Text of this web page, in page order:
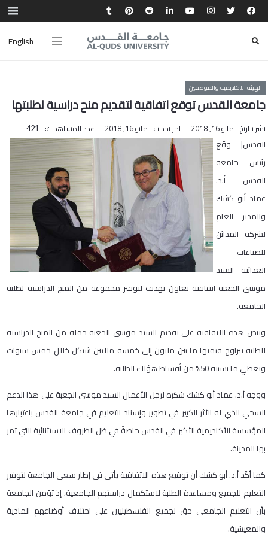
English
الهيئة الاكاديمية والموظفين
جامعة القدس توقع اتفاقية لتقديم منح دراسية لطلبتها
نشر بتاريخ مايو 16, 2018 آخر تحديث مايو 16, 2018 عدد المشاهدات: 421
القدس| وقّع
رئيس جامعة
القدس أ.د.
عماد أبو كشك
والمدير العام
لشركة المدائن
للصناعات
الغذائية السيد
موسى الجعبة اتفاقية تعاون تهدف لتوفير مجموعة من المنح الدراسية لطلبة
الجامعة.
وتنص هذه الاتفاقية على تقديم السيد موسى الجعبة جملة من المنح الدراسية
للطلبة تتراوح قيمتها ما بين مليون إلى خمسة ملايين شيكل خلال خمس سنوات
وتغطي ما نسبته 50% من أقساط هؤلاء الطلبة.
ووجه أ.د. عماد أبو كشك شكره لرجل الأعمال السيد موسى الجعبة على هذا الدعم
السخي الذي له الأثر الكبير في تطوير وإسناد التعليم في جامعة القدس باعتبارها
المؤسسة الأكاديمية الأكبر في القدس خاصةً في ظل الظروف الاستثنائية التي تمر
بها المدينة.
كما أكّد أ.د. أبو كشك أن توقيع هذه الاتفاقية يأتي في إطار سعي الجامعة لتوفير
التعليم للجميع ومساعدة الطلبة لاستكمال دراستهم الجامعية، إذ تؤمن الجامعة
بأن التعليم الجامعي حق لجميع الفلسطينيين على اختلاف أوضاعهم المادية
والمعيشية.